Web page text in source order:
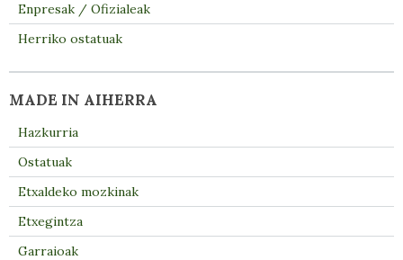
Enpresak / Ofizialeak
Herriko ostatuak
MADE IN AIHERRA
Hazkurria
Ostatuak
Etxaldeko mozkinak
Etxegintza
Garraioak